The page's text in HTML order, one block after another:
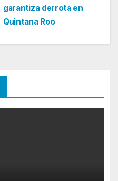
garantiza derrota en
Quintana Roo